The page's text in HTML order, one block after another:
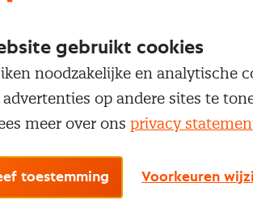
gebruikt cookies
noodzakelijke en analytische
op andere sites te
meer over ons privacy
toestemming Voorkeuren